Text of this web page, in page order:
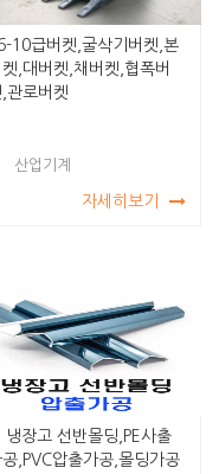
10급버켓,굴삭기버켓,본
켓,대버켓,채버켓,협폭버
,관로버켓
산업기계
자세히보기
냉장고 선반몰딩,PE사출
공,PVC압출가공,몰딩가공